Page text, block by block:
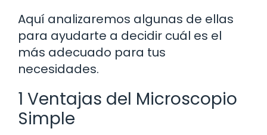
Aquí analizaremos algunas de ellas
para ayudarte a decidir cuál es el
más adecuado para tus
necesidades.
1 Ventajas del Microscopio
Simple